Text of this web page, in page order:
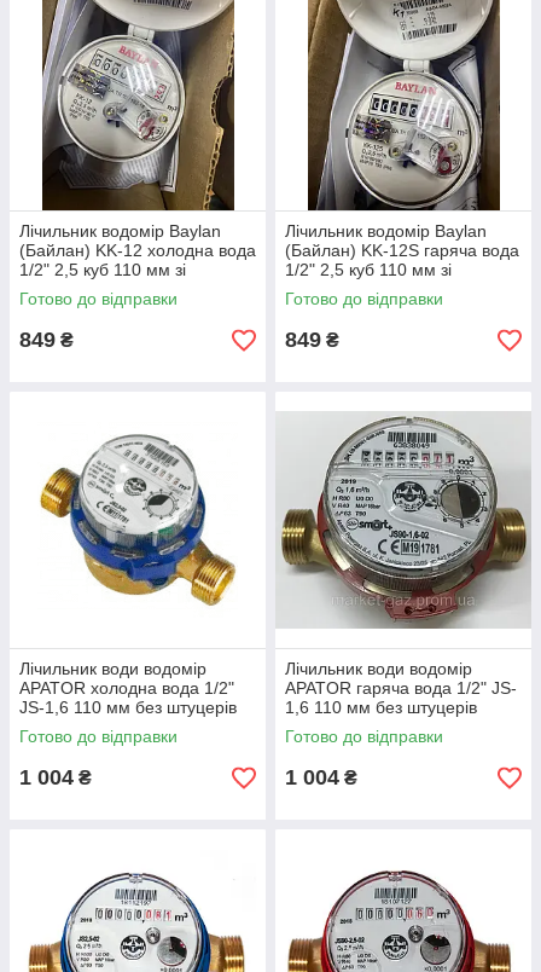
Лічильник водомір Baylan
(Байлан) KK-12 холодна вода
1/2" 2,5 куб 110 мм зі
штуцерами Серпня 2026
року
Готово до відправки
849 ₴
Лічильник водомір Baylan
(Байлан) KK-12S гаряча вода
1/2" 2,5 куб 110 мм зі
штуцерами Серпня 2026
року
Готово до відправки
849 ₴
Лічильник води водомір
APATOR холодна вода 1/2"
JS-1,6 110 мм без штуцерів
Серпня 2026 року
Готово до відправки
1 004 ₴
Лічильник води водомір
APATOR гаряча вода 1/2" JS-
1,6 110 мм без штуцерів
Серпня 2026 року
Готово до відправки
1 004 ₴